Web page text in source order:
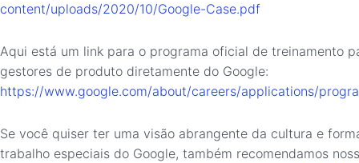
content/uploads/2020/10/Google-Case.pdf
Aqui está um link para o programa oficial de treinamento
gestores de produto diretamente do Google:
https://www.google.com/about/careers/applications/
Se você quiser ter uma visão abrangente da cultura e
trabalho especiais do Google, também recomendamos